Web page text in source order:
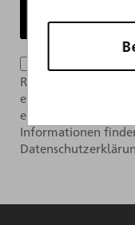
Rahmen des
einverstanden. Das
einen Link im
Informationen